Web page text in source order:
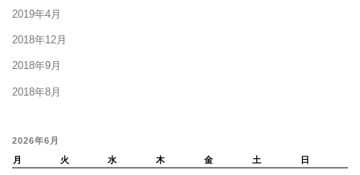
2019年4月
2018年12月
2018年9月
2018年8月
2026年6月
月
火 水 木 金 土 日